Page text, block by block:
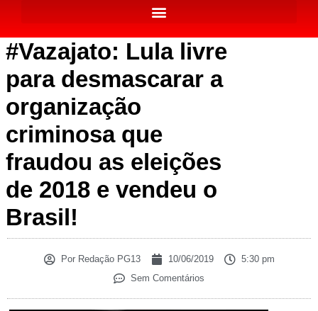
#Vazajato: Lula livre
para desmascarar a
organização
criminosa que
fraudou as eleições
de 2018 e vendeu o
Brasil!
PorRedação PG13 10/06/2019
5:30 pm
Sem Comentários